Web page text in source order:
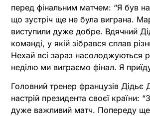
перед фінальним матчем: “Я був
що зустріч ще не була виграна.
виступили дуже добре. Вдячний
команді, у якій зібрався сплав
Нехай всі зараз насолоджуються
неділю ми виграємо фінал. Я
Головний тренер французів Дідьє
настрій президента своєї країни:
дуже важливий матч. Попереду ще